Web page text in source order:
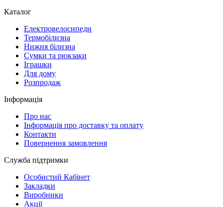
Каталог
Електровелосипеди
Термобілизна
Нижня білизна
Сумки та рюкзаки
Іграшки
Для дому
Розпродаж
Інформація
Про нас
Інформація про доставку та оплату
Контакти
Повернення замовлення
Служба підтримки
Особистий Кабінет
Закладки
Виробники
Акції